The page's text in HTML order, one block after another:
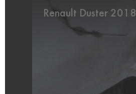
Renault Duster 2018